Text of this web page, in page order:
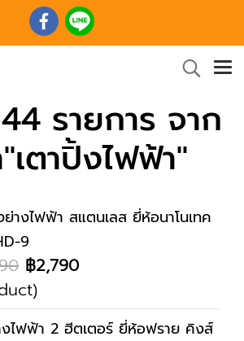
รายการ จาก
เตาปิ้งไฟฟ้า"
ย่างไฟฟ้า สแตนเลส ยี่ห้อนาโนเทค
9
฿2,790
งไฟฟ้า 2 ฮีตเตอร์ ยี่ห้อฟราย คิงส์